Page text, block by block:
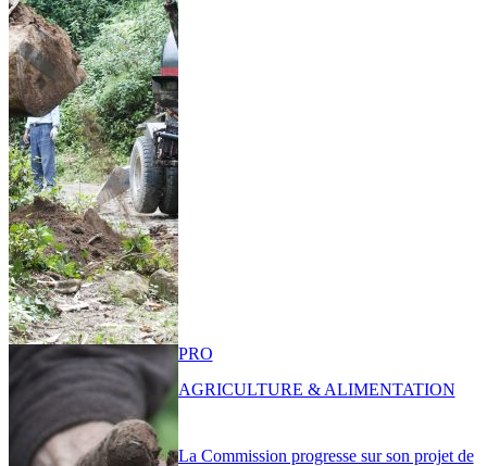
La Commission progresse sur son projet de
PRO
AGRICULTURE & ALIMENTATION